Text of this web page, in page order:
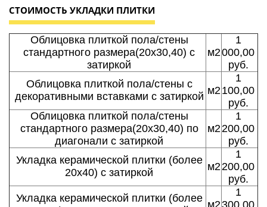
СТОИМОСТЬ УКЛАДКИ ПЛИТКИ
Облицовка плиткой пола/стены
стандартного размера(20х30,40) с
затиркой
м2
1
000,00
руб.
Облицовка плиткой пола/стены с
декоративными вставками с затиркой м2
1
100,00
руб.
Облицовка плиткой пола/стены
стандартного размера(20х30,40) по
диагонали с затиркой
м2
1
200,00
руб.
Укладка керамической плитки (более
20х40) с затиркой
м2
1
200,00
руб.
Укладка керамической плитки (более
1